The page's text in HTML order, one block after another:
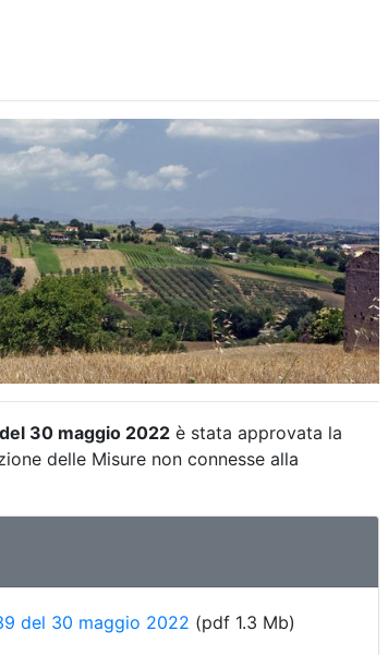
30 maggio 2022 è stata approvata la
delle Misure non connesse alla
del 30 maggio 2022 (pdf 1.3 Mb)